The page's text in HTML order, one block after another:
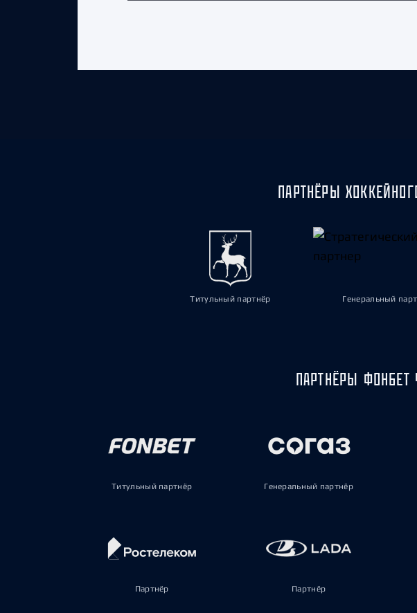
ПАРТНЁРЫ
Титульный партнёр Генеральный
ПАРТНЁРЫ ФОНБЕТ
Титульный партнёр Генеральный партнёр
Партнёр Партнёр